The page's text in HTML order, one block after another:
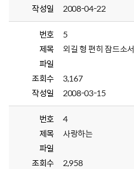
작성일
2008-04-22
번호
5
제목
외길 형 편히 잠드소
파일
조회수
3,167
작성일
2008-03-15
번호
4
제목
사랑하는
파일
조회수
2,958